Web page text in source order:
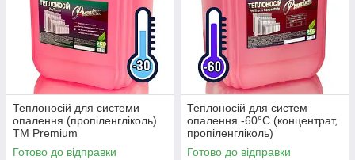
Теплоносій для системи
опалення (пропіленгліколь)
TM Premium
Готово до відправки
Теплоносій для систем
опалення -60°C (концентрат,
пропіленгліколь)
Готово до відправки